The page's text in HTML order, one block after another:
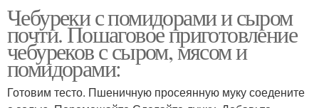
Чебуреки с помидорами и сыром
почти. Пошаговое приготовление
чебуреков с сыром, мясом и
помидорами:
Готовим тесто. Пшеничную просеянную муку соедените